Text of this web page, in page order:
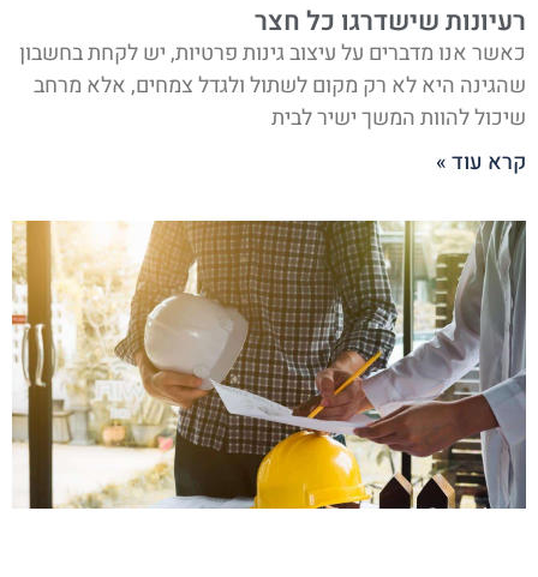
רעיונות שישדרגו כל חצר
כאשר אנו מדברים על עיצוב גינות פרטיות, יש לקחת בחשבון
שהגינה היא לא רק מקום לשתול ולגדל צמחים, אלא מרחב
שיכול להוות המשך ישיר לבית
קרא עוד »